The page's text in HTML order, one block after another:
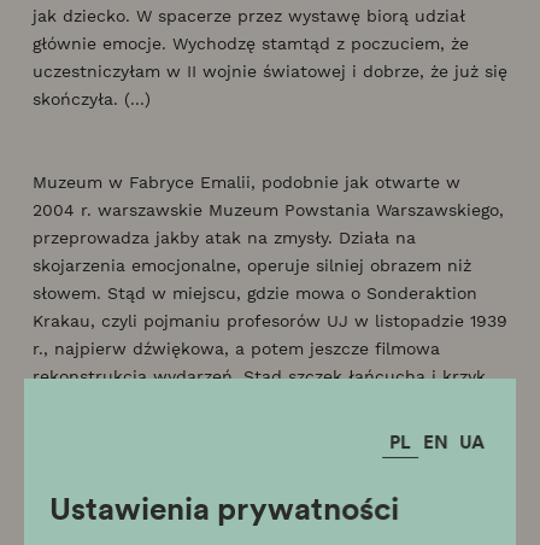
PL EN UA
Ustawienia prywatności
jak dziecko. W spacerze przez wystawę biorą udział
głównie emocje. Wychodzę stamtąd z poczuciem, że
uczestniczyłam w II wojnie światowej i dobrze, że już się
skończyła. (...)
Muzeum w Fabryce Emalii, podobnie jak otwarte w
2004 r. warszawskie Muzeum Powstania Warszawskiego,
przeprowadza jakby atak na zmysły. Działa na
skojarzenia emocjonalne, operuje silniej obrazem niż
słowem. Stąd w miejscu, gdzie mowa o Sonderaktion
Krakau, czyli pojmaniu profesorów UJ w listopadzie 1939
r., najpierw dźwiękowa, a potem jeszcze filmowa
rekonstrukcja wydarzeń. Stąd szczęk łańcucha i krzyk
Wiśniczu oraz cela więzienna, z której dochodzą szepty
uwięzionych. Stąd śpiew żydowskiej modlitwy w sali
imitowała kształt rzeczywistego muru krakowskiej